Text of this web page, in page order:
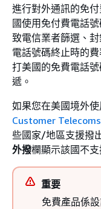
進行對外通訊的免
國使用免付費電話
致電信業者篩選、
電話號碼終止時的
打美國的免費電話
遞。
如果您在美國境外
Customer
些國家/地區支援撥
外撥欄顯示該國不
重要
免費產品係